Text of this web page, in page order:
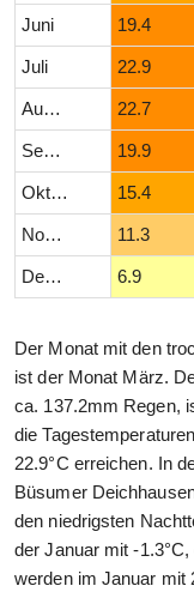
Juni 19.4
Juli 22.9
August 22.7
September 19.9
Oktober 15.4
November 11.3
Dezember 6.9
Der Monat mit den
ist der Monat März.
ca. 137.2mm Regen,
die
22.9°C erreichen. In
Büsumer
den niedrigsten
der Januar mit -
werden im Januar mit